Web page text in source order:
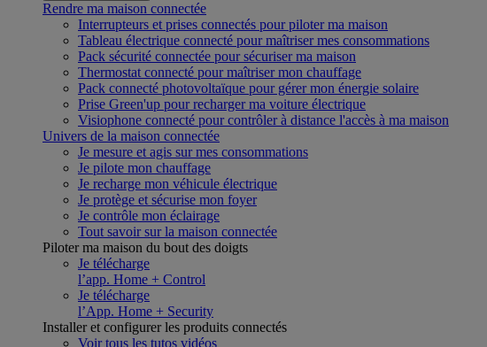
Rendre ma maison connectée
Interrupteurs et prises connectés pour piloter ma maison
Tableau électrique connecté pour maîtriser mes consommations
Pack sécurité connectée pour sécuriser ma maison
Thermostat connecté pour maîtriser mon chauffage
Pack connecté photovoltaïque pour gérer mon énergie solaire
Prise Green'up pour recharger ma voiture électrique
Visiophone connecté pour contrôler à distance l'accès à ma maison
Univers de la maison connectée
Je mesure et agis sur mes consommations
Je pilote mon chauffage
Je recharge mon véhicule électrique
Je protège et sécurise mon foyer
Je contrôle mon éclairage
Tout savoir sur la maison connectée
Piloter ma maison du bout des doigts
Je télécharge
l’app. Home + Control
Je télécharge
l’App. Home + Security
Installer et configurer les produits connectés
Voir tous les tutos vidéos